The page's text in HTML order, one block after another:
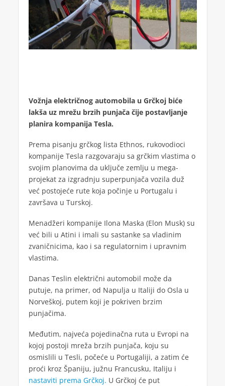
Vožnja električnog automobila u Grčkoj biće
lakša uz mrežu brzih punjača čije postavljanje
planira kompanija Tesla.
Prema pisanju grčkog lista Ethnos, rukovodioci
kompanije Tesla razgovaraju sa grčkim vlastima o
svojim planovima da uključe zemlju u mega-
projekat za izgradnju superpunjača vozila duž
već postojeće rute koja počinje u Portugalu i
završava u Turskoj.
Menadžeri kompanije Ilona Maska (Elon Musk) su
već bili u Atini i imali su sastanke sa vladinim
zvaničnicima, kao i sa regulatornim i upravnim
vlastima.
Danas Teslin električni automobil može da
putuje, na primer, od Napulja u Italiji do Osla u
Norveškoj, putem koji je pokriven brzim
punjačima.
Međutim, najveća pojedinačna ruta u Evropi na
kojoj postoji mreža brzih punjača, koju su
osmislili u Tesli, počeće u Portugaliji, a zatim će
proći kroz Španiju, južnu Francusku, Italiju i
nastaviti prema Grčkoj. U Grčkoj će put